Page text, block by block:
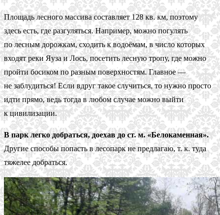
Площадь лесного массива составляет 128 кв. км, поэтому
здесь есть, где разгуляться. Например, можно погулять
по лесным дорожкам, сходить к водоёмам, в число которых
входят реки Яуза и Лось, посетить лесную тропу, где можно
пройти босиком по разным поверхностям. Главное —
не заблудиться! Если вдруг такое случиться, то нужно просто
идти прямо, ведь тогда в любом случае можно выйти
к цивилизации.
В парк легко добраться, доехав до ст. м. «Белокаменная».
Другие способы попасть в лесопарк не предлагаю, т. к. туда
тяжелее добраться.